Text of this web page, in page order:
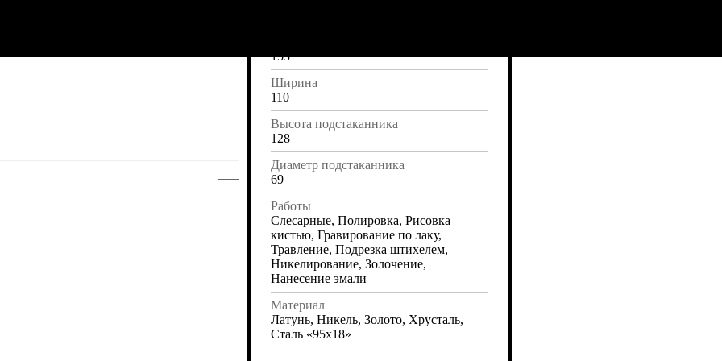
—
153
Ширина
110
Высота подстаканника
128
Диаметр подстаканника
69
Работы
Слесарные, Полировка, Рисовка
кистью, Гравирование по лаку,
Травление, Подрезка штихелем,
Никелирование, Золочение,
Нанесение эмали
Материал
Латунь, Никель, Золото, Хрусталь,
Сталь «95х18»